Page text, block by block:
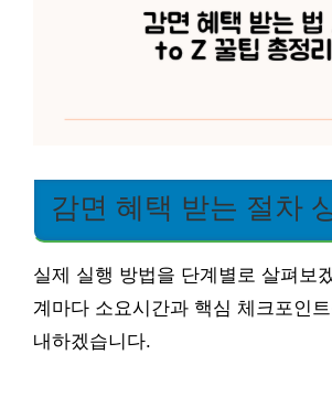
감면 혜택 받는 절차
실제 실행 방법을 단계별로 살펴보
계마다 소요시간과 핵심 체크포인
내하겠습니다.